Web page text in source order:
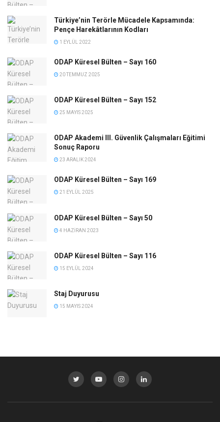
Türkiye’nin Terörle Mücadele Kapsamında:
Pençe Harekâtlarının Kodları
1 EYLÜL 2022
ODAP Küresel Bülten – Sayı 160
20 TEMMUZ 2025
ODAP Küresel Bülten – Sayı 152
25 MAYIS 2025
ODAP Akademi III. Güvenlik Çalışmaları Eğitimi
Sonuç Raporu
23 ARALIK 2024
ODAP Küresel Bülten – Sayı 169
21 EYLÜL 2025
ODAP Küresel Bülten – Sayı 50
4 HAZIRAN 2023
ODAP Küresel Bülten – Sayı 116
15 EYLÜL 2024
Staj Duyurusu
15 MAYIS 2024